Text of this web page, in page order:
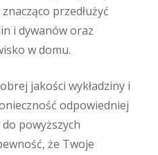
przedłużyć
i dywanów oraz
w domu.
jakości wykładziny i
odpowiedniej
powyższych
że Twoje